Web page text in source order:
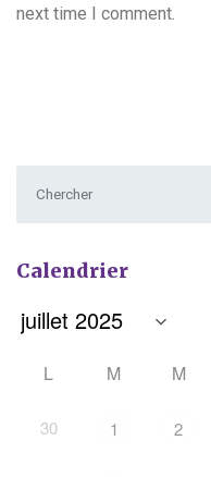
next time I comment.
Calendrier
L M M
30 1 2